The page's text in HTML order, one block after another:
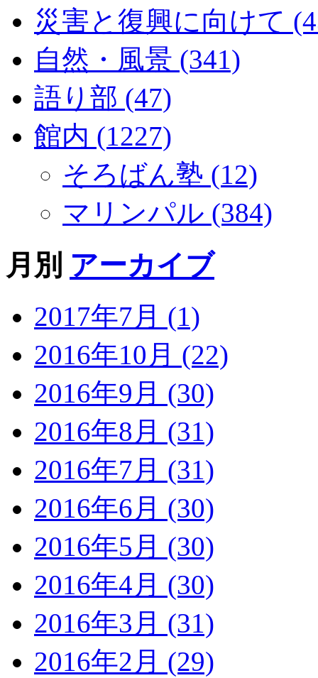
災害と復興に向けて
自然・風景 (341)
語り部 (47)
館内 (1227)
そろばん塾 (12)
マリンパル (384)
月別 アーカイブ
2017年7月 (1)
2016年10月 (22)
2016年9月 (30)
2016年8月 (31)
2016年7月 (31)
2016年6月 (30)
2016年5月 (30)
2016年4月 (30)
2016年3月 (31)
2016年2月 (29)